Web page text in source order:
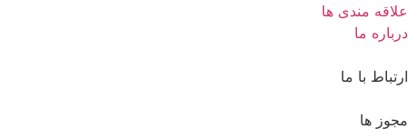
علاقه مندی ها
درباره ما
ارتباط با ما
مجوز ها